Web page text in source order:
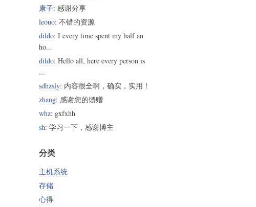
SHA256:TLS13-AES-128-CCM-8-SHA256:TLS13-AES-128-CCM-
康子: 感谢分享
leouo: 不错的资源
dildo: I every time spent my half an
ho...
dildo: Hello all, here every person is
...
sdhzsly: 内容很全啊，确实，实用！
zhang: 感谢您的馈赠
whz: gxfxhh
sh: 学习一下，感谢博主
分类
主机系统
存储
心得